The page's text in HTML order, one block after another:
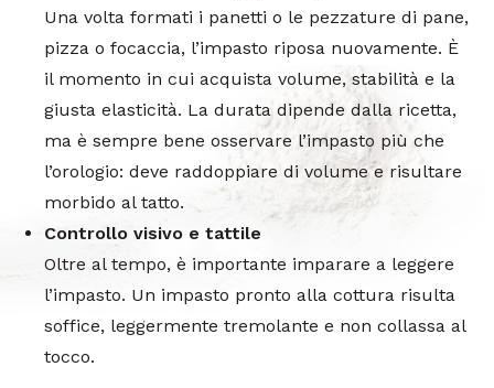
Una volta formati i panetti o le pezzature di pane,
pizza o focaccia, l’impasto riposa nuovamente. È
il momento in cui acquista volume, stabilità e la
giusta elasticità. La durata dipende dalla ricetta,
ma è sempre bene osservare l’impasto più che
l’orologio: deve raddoppiare di volume e risultare
morbido al tatto.
Controllo visivo e tattile
Oltre al tempo, è importante imparare a leggere
l’impasto. Un impasto pronto alla cottura risulta
soffice, leggermente tremolante e non collassa al
tocco.